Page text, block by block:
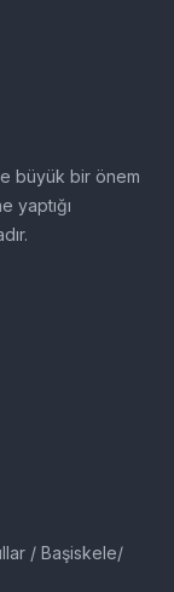
büyük bir önem
yaptığı
/ Başiskele/